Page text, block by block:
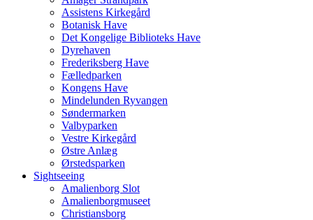
Assistens Kirkegård
Botanisk Have
Det Kongelige Biblioteks Have
Dyrehaven
Frederiksberg Have
Fælledparken
Kongens Have
Mindelunden Ryvangen
Søndermarken
Valbyparken
Vestre Kirkegård
Østre Anlæg
Ørstedsparken
Sightseeing
Amalienborg Slot
Amalienborgmuseet
Christiansborg